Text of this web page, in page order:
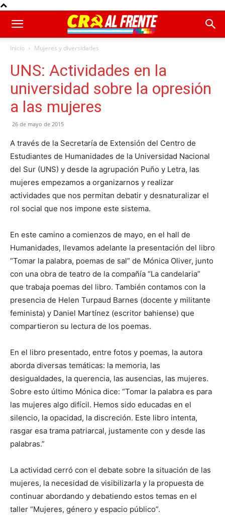
Inicio Mujeres y diversidades
UNS: Actividades en la
universidad sobre la opresión
a las mujeres
26 de mayo de 2015
A través de la Secretaría de Extensión del Centro de
Estudiantes de Humanidades de la Universidad Nacional
del Sur (UNS) y desde la agrupación Puño y Letra, las
mujeres empezamos a organizarnos y realizar
actividades que nos permitan debatir y desnaturalizar el
rol social que nos impone este sistema.
En este camino a comienzos de mayo, en el hall de
Humanidades, llevamos adelante la presentación del libro
“Tomar la palabra, poemas de sal” de Mónica Oliver, junto
con una obra de teatro de la compañía “La candelaria”
que trabaja poemas del libro. También contamos con la
presencia de Helen Turpaud Barnes (docente y militante
feminista) y Daniel Martínez (escritor bahiense) que
compartieron su lectura de los poemas.
En el libro presentado, entre fotos y poemas, la autora
aborda diversas temáticas: la memoria, las
desigualdades, la querencia, las ausencias, las mujeres.
Sobre esto último Mónica dice: “Tomar la palabra es para
las mujeres algo difícil. Hemos sido educadas en el
silencio, la opacidad, la discreción. Este libro intenta,
rasgar esa trama patriarcal, justamente con y desde las
palabras.”
La actividad cerró con el debate sobre la situación de las
mujeres, la necesidad de visibilizarla y la propuesta de
continuar abordando y debatiendo estos temas en el
taller “Mujeres, género y espacio público”.